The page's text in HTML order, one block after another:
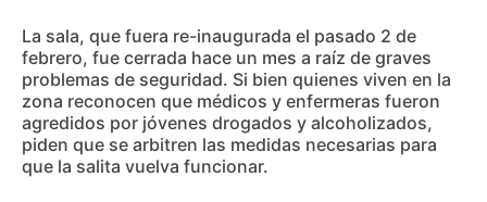
La sala, que fuera re-inaugurada el pasado 2 de
febrero, fue cerrada hace un mes a raíz de graves
problemas de seguridad. Si bien quienes viven en la
zona reconocen que médicos y enfermeras fueron
agredidos por jóvenes drogados y alcoholizados,
piden que se arbitren las medidas necesarias para
que la salita vuelva funcionar.